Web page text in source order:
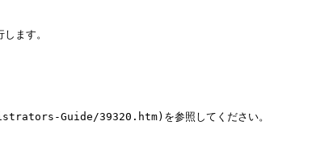
ます。
Guide/39320.htm)を参照してください。